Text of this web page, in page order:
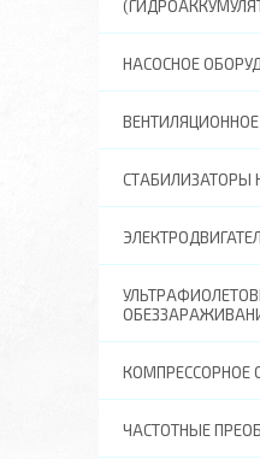
НАСОСНОЕ
СТАБИЛИЗАТОРЫ
КОМПРЕССОРНОЕ
ЧАСТОТНЫЕ